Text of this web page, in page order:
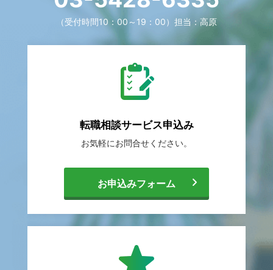
（受付時間10：00～19：00） 担当：高原
転職相談サービス申込み
お気軽にお問合せください。
お申込みフォーム